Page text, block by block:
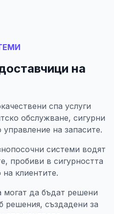
на
спа услуги
обслужване, сигурни
на запасите.
системи водят
пробиви в сигурността
клиентите.
могат да бъдат решени
решения, създадени за